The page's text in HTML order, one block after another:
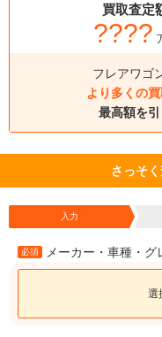
買取査定
????
フレアワゴ
より多くの
最高額を
さっそ
入力
必須 メーカー・車種・グ
選